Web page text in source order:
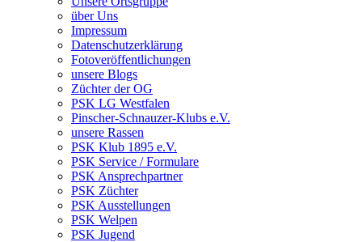
über Uns
Impressum
Datenschutzerklärung
Fotoveröffentlichungen
unsere Blogs
Züchter der OG
PSK LG Westfalen
Pinscher-Schnauzer-Klubs e.V.
unsere Rassen
PSK Klub 1895 e.V.
PSK Service / Formulare
PSK Ansprechpartner
PSK Züchter
PSK Ausstellungen
PSK Welpen
PSK Jugend